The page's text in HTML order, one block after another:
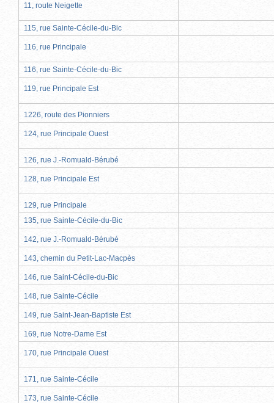
11, route Neigette
115, rue Sainte-Cécile-du-Bic
116, rue Principale
116, rue Sainte-Cécile-du-Bic
119, rue Principale Est
1226, route des Pionniers
124, rue Principale Ouest
126, rue J.-Romuald-Bérubé
128, rue Principale Est
129, rue Principale
135, rue Sainte-Cécile-du-Bic
142, rue J.-Romuald-Bérubé
143, chemin du Petit-Lac-Macpès
146, rue Saint-Cécile-du-Bic
148, rue Sainte-Cécile
149, rue Saint-Jean-Baptiste Est
169, rue Notre-Dame Est
170, rue Principale Ouest
171, rue Sainte-Cécile
173, rue Sainte-Cécile